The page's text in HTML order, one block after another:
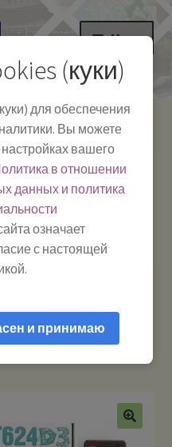
Меню
Телефон:+7-
391-249-1040
Тел.|WA|Telegram:
+79029904090
и другие аксессуары
ресивер
(куки)
для обеспечения
Вы можете
настройках вашего
в отношении
данных и политика
означает
с настоящей
и принимаю